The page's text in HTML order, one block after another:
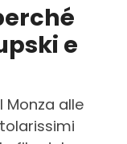
e
alle